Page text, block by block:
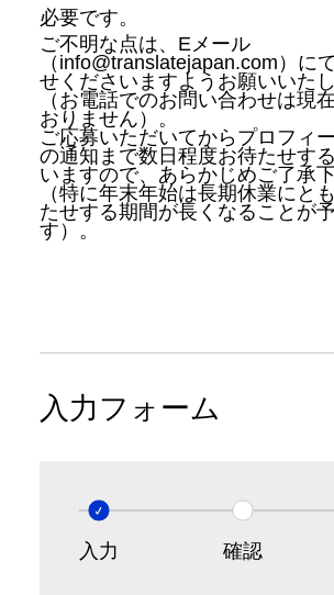
必要です。
ご不明な点は、Eメール
（info@translatejapan.com）に
せくださいますようお願いいた
（お電話でのお問い合わせは現
おりません）。
ご応募いただいてからプロフィ
の通知まで数日程度お待たせす
いますので、あらかじめご了承
（特に年末年始は長期休業にと
たせする期間が長くなることが
す）。
入力フォーム
入力 確認